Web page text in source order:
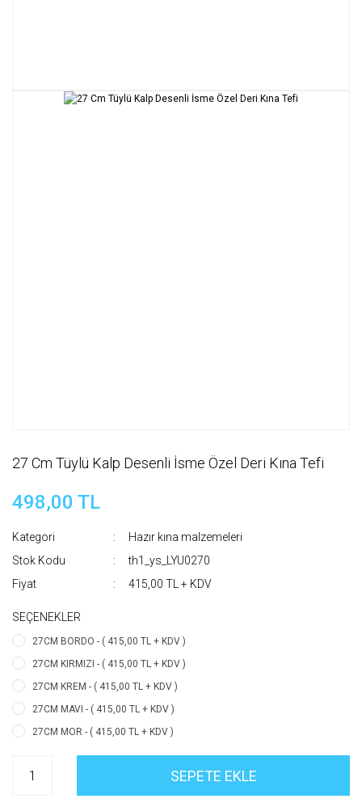
27 Cm Tüylü Kalp Desenli İsme Özel Deri Kına Tefi
498,00 TL
Kategori
Hazır kına malzemeleri
Stok Kodu
th1_ys_LYU0270
Fiyat
415,00 TL + KDV
SEÇENEKLER
27CM BORDO - ( 415,00 TL + KDV )
27CM KIRMIZI - ( 415,00 TL + KDV )
27CM KREM - ( 415,00 TL + KDV )
27CM MAVI - ( 415,00 TL + KDV )
27CM MOR - ( 415,00 TL + KDV )
SEPETE EKLE